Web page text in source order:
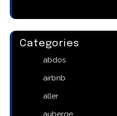
Categories
abdos
airbnb
aller
auberge